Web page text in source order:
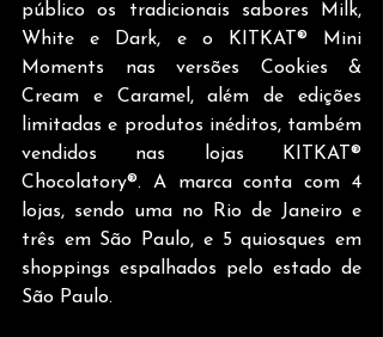
público os tradicionais sabores Milk,
White e Dark, e o KITKAT® Mini
Moments nas versões Cookies &
Cream e Caramel, além de edições
limitadas e produtos inéditos, também
vendidos nas lojas KITKAT®
Chocolatory®. A marca conta com 4
lojas, sendo uma no Rio de Janeiro e
três em São Paulo, e 5 quiosques em
shoppings espalhados pelo estado de
São Paulo.